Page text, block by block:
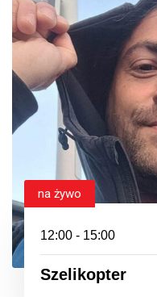
na żywo
12:00 - 15:00
Szelikopter